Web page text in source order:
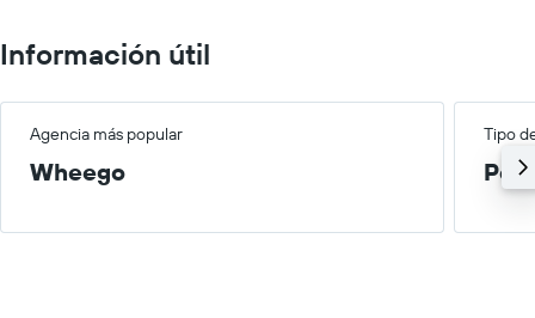
Información útil
Agencia más popular Tipo
Wheego